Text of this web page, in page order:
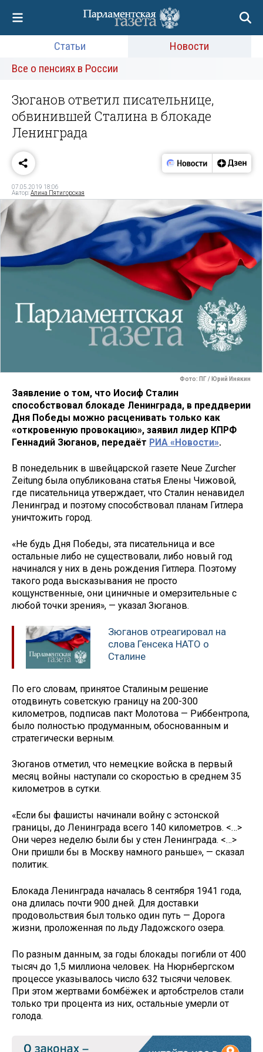
Статьи
Новости
Все о пенсиях в России
Зюганов ответил писательнице,
обвинившей Сталина в блокаде
Ленинграда
07.05.2019 18:06
Автор:Алина Пятигорская
Фото: ПГ / Юрий Инякин
Заявление о том, что Иосиф Сталин
способствовал блокаде Ленинграда, в преддверии
Дня Победы можно расценивать только как
«откровенную провокацию», заявил лидер КПРФ
Геннадий Зюганов, передаёт РИА «Новости».
В понедельник в швейцарской газете Neue Zurcher
Zeitung была опубликована статья Елены Чижовой,
где писательница утверждает, что Сталин ненавидел
Ленинград и поэтому способствовал планам Гитлера
уничтожить город.
«Не будь Дня Победы, эта писательница и все
остальные либо не существовали, либо новый год
начинался у них в день рождения Гитлера. Поэтому
такого рода высказывания не просто
кощунственные, они циничные и омерзительные с
любой точки зрения», — указал Зюганов.
Зюганов отреагировал на
слова Генсека НАТО о
Сталине
По его словам, принятое Сталиным решение
отодвинуть советскую границу на 200-300
километров, подписав пакт Молотова — Риббентропа,
было полностью продуманным, обоснованным и
стратегически верным.
Зюганов отметил, что немецкие войска в первый
месяц войны наступали со скоростью в среднем 35
километров в сутки.
«Если бы фашисты начинали войну с эстонской
границы, до Ленинграда всего 140 километров. <…>
Они через неделю были бы у стен Ленинграда. <…>
Они пришли бы в Москву намного раньше», — сказал
политик.
Блокада Ленинграда началась 8 сентября 1941 года,
она длилась почти 900 дней. Для доставки
продовольствия был только один путь — Дорога
жизни, проложенная по льду Ладожского озера.
По разным данным, за годы блокады погибли от 400
тысяч до 1,5 миллиона человек. На Нюрнбергском
процессе указывалось число 632 тысячи человек.
При этом жертвами бомбёжек и артобстрелов стали
только три процента из них, остальные умерли от
голода.